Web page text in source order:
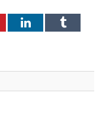
LinkedInTumblr